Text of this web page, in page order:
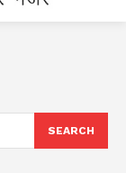
SEARCH